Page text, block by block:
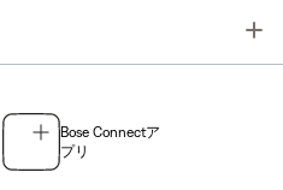
Bose Connectア
プリ